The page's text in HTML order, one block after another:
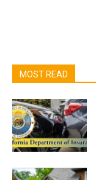
MOST READ